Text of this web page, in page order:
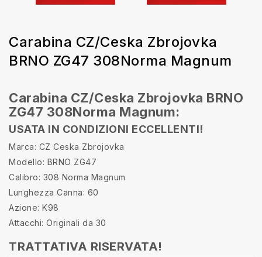
Carabina CZ/Ceska Zbrojovka
BRNO ZG47 308Norma Magnum
Carabina CZ/Ceska Zbrojovka BRNO
ZG47 308Norma Magnum:
USATA IN CONDIZIONI ECCELLENTI!
Marca: CZ Ceska Zbrojovka
Modello: BRNO ZG47
Calibro: 308 Norma Magnum
Lunghezza Canna: 60
Azione: K98
Attacchi: Originali da 30
TRATTATIVA RISERVATA!